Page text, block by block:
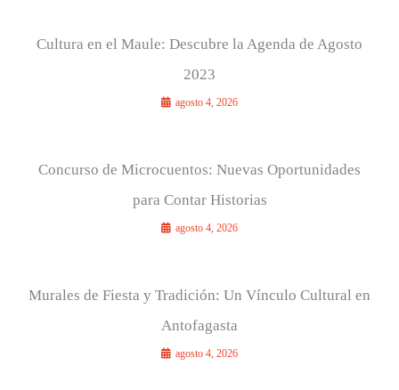
Cultura en el Maule: Descubre la Agenda de Agosto
2023
agosto 4, 2026
Concurso de Microcuentos: Nuevas Oportunidades
para Contar Historias
agosto 4, 2026
Murales de Fiesta y Tradición: Un Vínculo Cultural en
Antofagasta
agosto 4, 2026